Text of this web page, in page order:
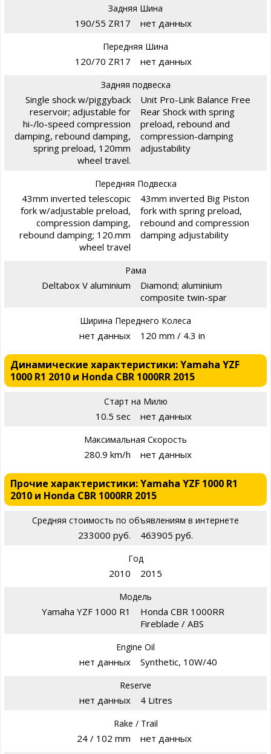
Задняя Шина
190/55 ZR17 нет данных
Передняя Шина
120/70 ZR17 нет данных
Задняя подвеска
Single shock w/piggyback
reservoir; adjustable for
hi-/lo-speed compression
damping, rebound damping,
spring preload, 120mm
wheel travel.
Unit Pro-Link Balance Free
Rear Shock with spring
preload, rebound and
compression-damping
adjustability
Передняя Подвеска
43mm inverted telescopic
fork w/adjustable preload,
compression damping,
rebound damping; 120.mm
wheel travel
43mm inverted Big Piston
fork with spring preload,
rebound and compression
damping adjustability
Рама
Deltabox V aluminium
Diamond; aluminium
composite twin-spar
Ширина Переднего Колеса
нет данных 120 mm / 4.3 in
Динамические характеристики: Yamaha YZF
1000 R1 2010 и Honda CBR 1000RR 2015
Старт на Милю
10.5 sec нет данных
Максимальная Скорость
280.9 km/h нет данных
Прочие характеристики: Yamaha YZF 1000 R1
2010 и Honda CBR 1000RR 2015
Средняя стоимость по объявлениям в интернете
233000 руб. 463905 руб.
Год
2010 2015
Модель
Yamaha YZF 1000 R1
Honda CBR 1000RR
Fireblade / ABS
Engine Oil
нет данных Synthetic, 10W/40
Reserve
нет данных 4 Litres
Rake / Trail
24 / 102 mm нет данных